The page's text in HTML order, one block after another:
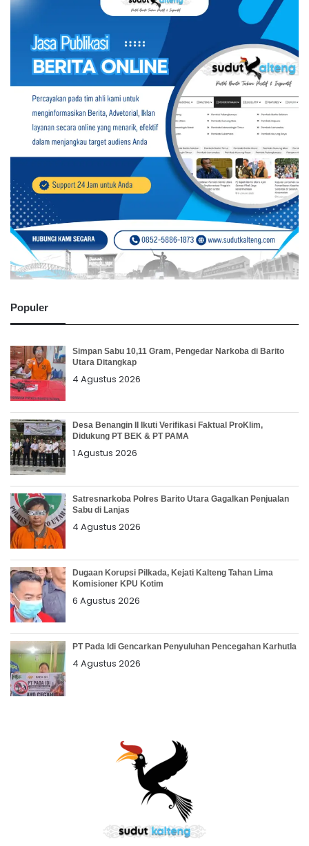
Populer
Simpan Sabu 10,11 Gram, Pengedar Narkoba di Barito
Utara Ditangkap
4 Agustus 2026
Desa Benangin II Ikuti Verifikasi Faktual ProKlim,
Didukung PT BEK & PT PAMA
1 Agustus 2026
Satresnarkoba Polres Barito Utara Gagalkan Penjualan
Sabu di Lanjas
4 Agustus 2026
Dugaan Korupsi Pilkada, Kejati Kalteng Tahan Lima
Komisioner KPU Kotim
6 Agustus 2026
PT Pada Idi Gencarkan Penyuluhan Pencegahan Karhutla
4 Agustus 2026